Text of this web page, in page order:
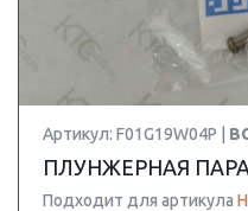
Артикул: F01G19W04P |
ПЛУНЖЕРНАЯ ПАРА
Подходит для артикула